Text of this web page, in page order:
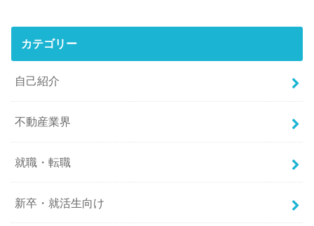
カテゴリー
自己紹介
不動産業界
就職・転職
新卒・就活生向け